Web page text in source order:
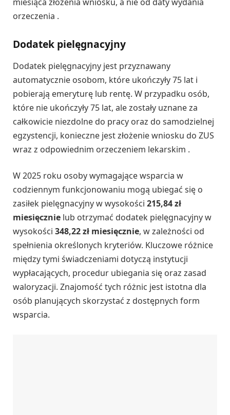
orzeczenia .
Dodatek pielęgnacyjny
Dodatek pielęgnacyjny jest przyznawany
automatycznie osobom, które ukończyły 75 lat i
pobierają emeryturę lub rentę. W przypadku osób,
które nie ukończyły 75 lat, ale zostały uznane za
całkowicie niezdolne do pracy oraz do samodzielnej
egzystencji, konieczne jest złożenie wniosku do ZUS
wraz z odpowiednim orzeczeniem lekarskim .
W 2025 roku osoby wymagające wsparcia w
codziennym funkcjonowaniu mogą ubiegać się o
zasiłek pielęgnacyjny w wysokości 215,84 zł
miesięcznie lub otrzymać dodatek pielęgnacyjny w
wysokości 348,22 zł miesięcznie, w zależności od
spełnienia określonych kryteriów. Kluczowe różnice
między tymi świadczeniami dotyczą instytucji
wypłacających, procedur ubiegania się oraz zasad
waloryzacji. Znajomość tych różnic jest istotna dla
osób planujących skorzystać z dostępnych form
wsparcia.